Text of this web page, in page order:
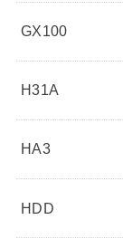
GX100
H31A
HA3
HDD